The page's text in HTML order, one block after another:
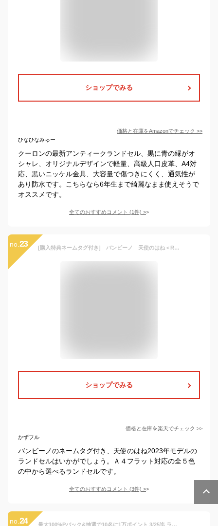
ショップでみる
価格と在庫をAmazonでチェック >>
ひなひなみゅー
クーロンの最新アンティークランドセル、黒に青の縁がオ
シャレ、オリジナルデザインで軽量、高級人口皮革、A4対
応、黒いニッケル金具、大容量で傷つきにくく、通気性が
あり防水です。こちらなら6年生まで綺麗なまま使えそうで
オススメです。
全てのおすすめコメント (1件) >
no. 23 [購入特典ネームタグ付き] バンビーノ 天使のはね＜R＞ 2023 ランドセル 全5色 A4フラット対応 セイバン sb-bambino
ショップでみる
価格と在庫を楽天でチェック >>
かずフル
バンビーノのネームタグ付き、天使のはね2023年モデルの
ランドセルはいかがでしょう。Ａ４フラット対応の全５色
の中から選べるランドセルです。
全てのおすすめコメント (3件) >
no. 24 最大100%Pバック&抽選で10名に1万ポイント 3/25迄 ランドセル 男の子 迷彩 7年保証 返品保証 カバー 付 ランドセル男の子 ブラック 自動ロック 国産素材 A4 フラットファイル 軽い Coulomb クーロン 軽量 BADBOY 0067 0071 0073 0075 0085 おまけ付き 2024年